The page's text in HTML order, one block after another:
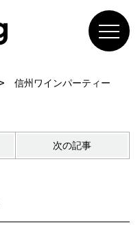
信州ワインパーティー
次の記事